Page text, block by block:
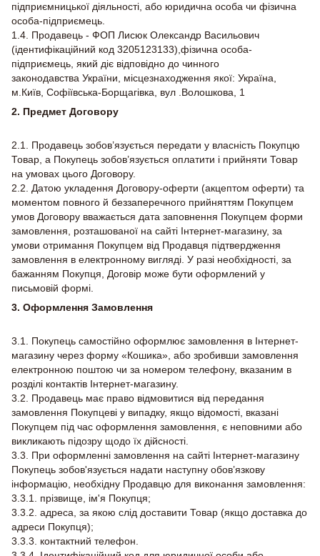
підприємницької діяльності, або юридична особа чи фізична
особа-підприємець.
1.4. Продавець - ФОП Лисюк Олександр Васильович
(ідентифікаційний код 3205123133),фізична особа-
підприємець, який діє відповідно до чинного
законодавства України, місцезнаходження якої: Україна,
м.Київ, Софіївська-Борщагівка, вул .Волошкова, 1
2. Предмет Договору
2.1. Продавець зобов’язується передати у власність Покупцю
Товар, а Покупець зобов’язується оплатити і прийняти Товар
на умовах цього Договору.
2.2. Датою укладення Договору-оферти (акцептом оферти) та
моментом повного й беззаперечного прийняттям Покупцем
умов Договору вважається дата заповнення Покупцем форми
замовлення, розташованої на сайті Інтернет-магазину, за
умови отримання Покупцем від Продавця підтвердження
замовлення в електронному вигляді. У разі необхідності, за
бажанням Покупця, Договір може бути оформлений у
письмовій формі.
3. Оформлення Замовлення
3.1. Покупець самостійно оформлює замовлення в Інтернет-
магазину через форму «Кошика», або зробивши замовлення
електронною поштою чи за номером телефону, вказаним в
розділі контактів Інтернет-магазину.
3.2. Продавець має право відмовитися від передання
замовлення Покупцеві у випадку, якщо відомості, вказані
Покупцем під час оформлення замовлення, є неповними або
викликають підозру щодо їх дійсності.
3.3. При оформленні замовлення на сайті Інтернет-магазину
Покупець зобов'язується надати наступну обов’язкову
інформацію, необхідну Продавцю для виконання замовлення:
3.3.1. прізвище, ім'я Покупця;
3.3.2. адреса, за якою слід доставити Товар (якщо доставка до
адреси Покупця);
3.3.3. контактний телефон.